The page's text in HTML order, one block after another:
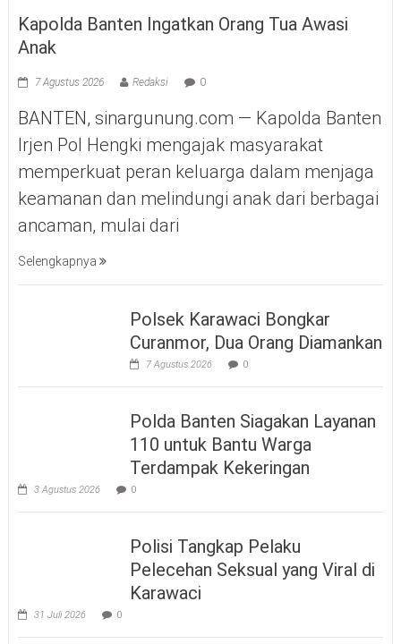
Kapolda Banten Ingatkan Orang Tua Awasi
Anak
7 Agustus 2026 Redaksi 0
BANTEN, sinargunung.com — Kapolda Banten
Irjen Pol Hengki mengajak masyarakat
memperkuat peran keluarga dalam menjaga
keamanan dan melindungi anak dari berbagai
ancaman, mulai dari
Selengkapnya
Polsek Karawaci Bongkar
Curanmor, Dua Orang Diamankan
7 Agustus 2026 0
Polda Banten Siagakan Layanan
110 untuk Bantu Warga
Terdampak Kekeringan
3 Agustus 2026 0
Polisi Tangkap Pelaku
Pelecehan Seksual yang Viral di
Karawaci
31 Juli 2026 0